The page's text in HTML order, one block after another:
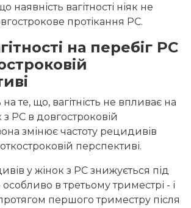
наявність вагітності ніяк не
протікання РС.
на перебіг РС
те, що, вагітність не впливає на
з РС в довгостроковій
змінює частоту рецидивів
перспективі.
у жінок з РС знижується під
особливо в третьому триместрі - і
першого триместру після